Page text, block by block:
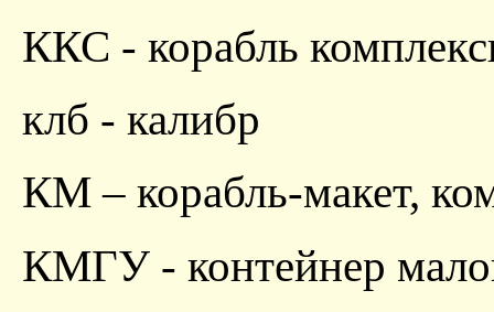
ККС - корабль
клб - калибр
КМ – корабль-макет,
КМГУ - контейнер